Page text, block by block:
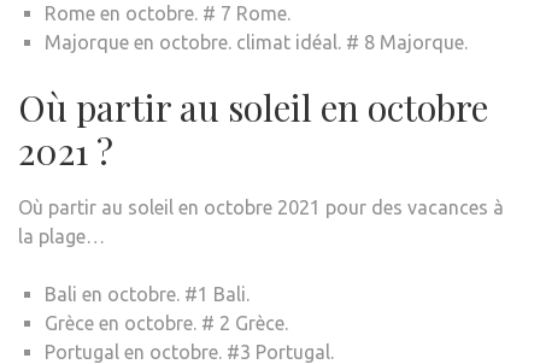
Rome en octobre. # 7 Rome.
Majorque en octobre. climat idéal. # 8 Majorque.
Où partir au soleil en octobre
2021 ?
Où partir au soleil en octobre 2021 pour des vacances à
la plage…
Bali en octobre. #1 Bali.
Grèce en octobre. # 2 Grèce.
Portugal en octobre. #3 Portugal.